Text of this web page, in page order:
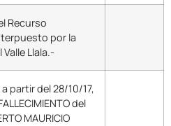
Recurso
por la
Valle Llala.-
a partir del 28/10/17,
del
MAURICIO